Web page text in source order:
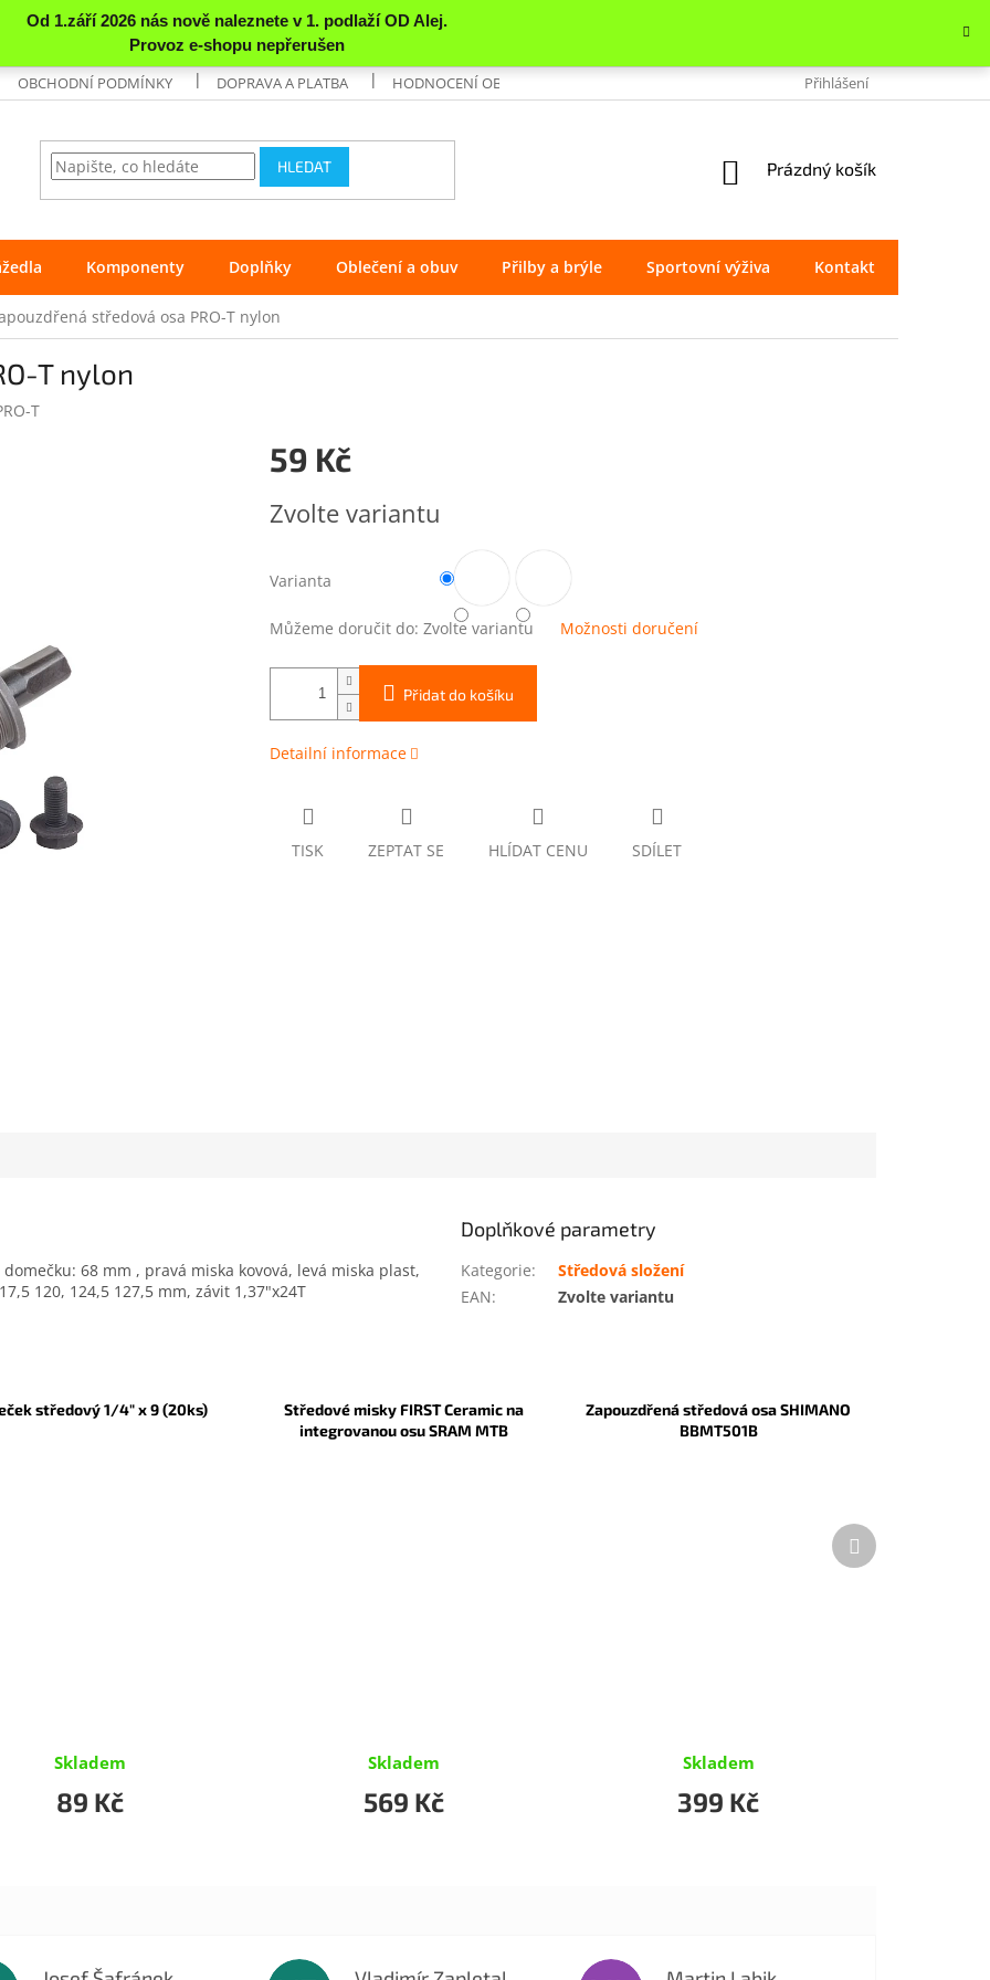
OBCHODNÍ PODMÍNKY DOPRAVA A PLATBA HODNOCENÍ OBCHODU REKLAMACE OCHRANA
Přihlášení
HLEDAT
NÁKUPNÍ
Prázdný košík
Komponenty Doplňky Oblečení a obuv Přilby a brýle Sportovní výživa Kontakt
středová osa PRO-T nylon
T nylon
T
59 Kč
cena:
Zvolte variantu
Varianta
Můžeme doručit do: Zvolte variantu Možnosti doručení
Přidat do košíku
Detailní informace
TISK ZEPTAT SE HLÍDAT CENU SDÍLET
68 mm , pravá miska kovová, levá miska plast,
120, 124,5 127,5 mm, závit 1,37"x24T
Doplňkové parametry
Kategorie:
Středová složení
EAN: Zvolte variantu
středový 1/4" x 9 (20ks)
Skladem
89 Kč
Středové misky FIRST Ceramic na
integrovanou osu SRAM MTB
Skladem
569 Kč
Zapouzdřená středová osa SHIMANO
BBMT501B
Skladem
399 Kč
Další
produkt